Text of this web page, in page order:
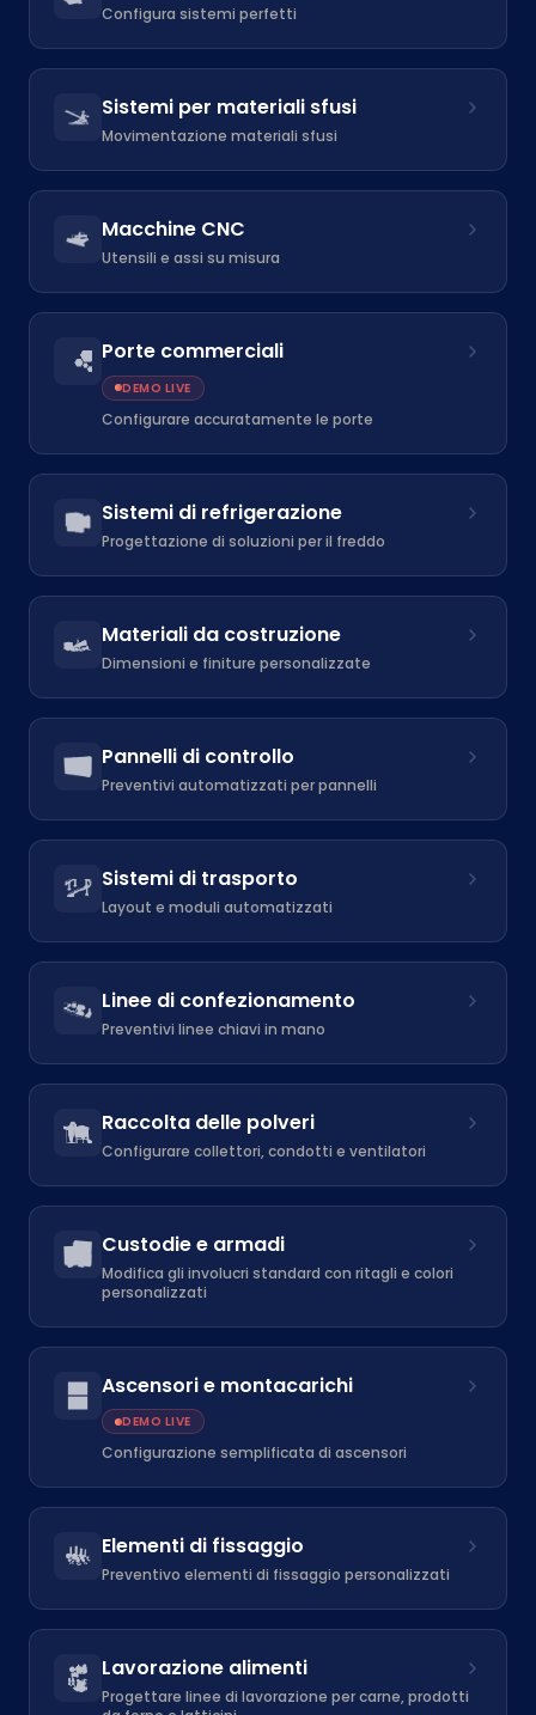
Configura sistemi perfetti
Sistemi per materiali sfusi
Movimentazione materiali sfusi
Macchine CNC
Utensili e assi su misura
Porte commerciali
DEMO LIVE
Configurare accuratamente le porte
Sistemi di refrigerazione
Progettazione di soluzioni per il freddo
Materiali da costruzione
Dimensioni e finiture personalizzate
Pannelli di controllo
Preventivi automatizzati per pannelli
Sistemi di trasporto
Layout e moduli automatizzati
Linee di confezionamento
Preventivi linee chiavi in mano
Raccolta delle polveri
Configurare collettori, condotti e ventilatori
Custodie e armadi
Modifica gli involucri standard con ritagli e colori
personalizzati
Ascensori e montacarichi
DEMO LIVE
Configurazione semplificata di ascensori
Elementi di fissaggio
Preventivo elementi di fissaggio personalizzati
Lavorazione alimenti
Progettare linee di lavorazione per carne, prodotti